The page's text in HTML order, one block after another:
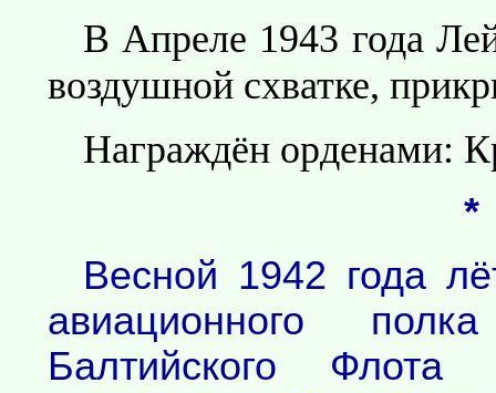
В Апреле 1943 года
воздушной схватке,
Награждён орденами:
Весной 1942 года
авиационного
Балтийского